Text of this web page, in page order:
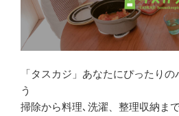
「タスカジ」あなたにぴったり
う
掃除から料理､洗濯、整理収納ま